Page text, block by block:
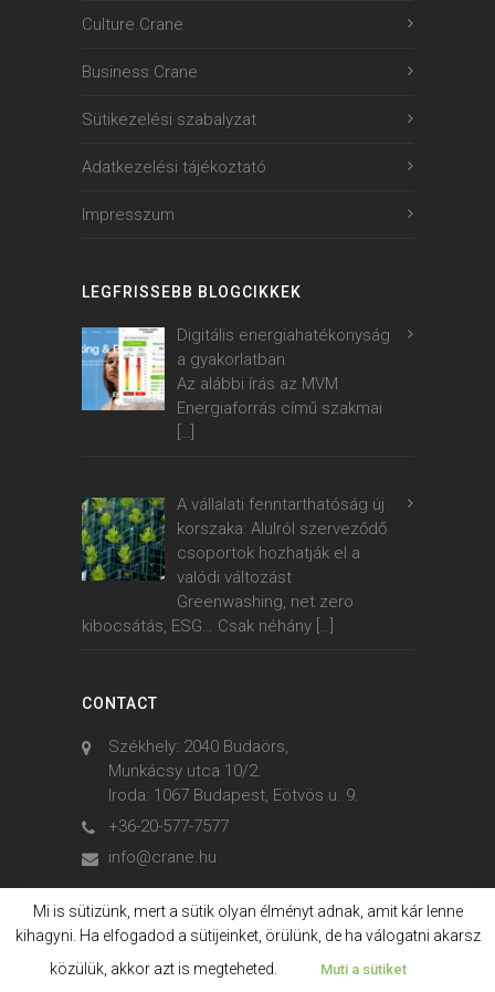
Culture.Crane
Business.Crane
Sütikezelési szabalyzat
Adatkezelési tájékoztató
Impresszum
LEGFRISSEBB BLOGCIKKEK
Digitális energiahatékonyság
a gyakorlatban
Az alábbi írás az MVM
Energiaforrás című szakmai
A vállalati fenntarthatóság új
korszaka: Alulról szerveződő
csoportok hozhatják el a
valódi változást
Greenwashing, net zero
kibocsátás, ESG… Csak néhány […]
CONTACT
Székhely: 2040 Budaörs,
Munkácsy utca 10/2.
Iroda: 1067 Budapest, Eötvös u. 9.
+36-20-577-7577
info@crane.hu
© 2006. - 2023. Crane International
Mi is sütizünk, mert a sütik olyan élményt adnak, amit kár lenne
kihagyni. Ha elfogadod a sütijeinket, örülünk, de ha válogatni akarsz
közülük, akkor azt is megteheted.
Muti a sütiket